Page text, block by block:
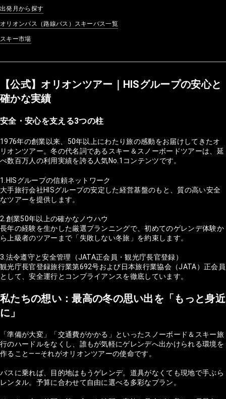
出発月から探す
オリオンバス（路線バス）スキーバス一覧
スキー市場
【公式】オリオンツアー｜HISグループの安心と
確かな実績
安全・安心を支える3つの柱
1976年の創業以来、50年以上にわたり旅の感動をお届けしてきたオ
リオンツアー。冬の代名詞であるスキー＆スノーボードツアーは、延
べ数百万人の利用実績を誇る人気No.1コンテンツです。
1.HISグループの信頼ネットワーク
大手旅行会社HISグループの安定した経営基盤のもと、質の高い安全
なツアーを提供します。
2.創業50年以上の確かなノウハウ
長年の経験を生かした厳選プランニングで、初めてのゲレンデ体験か
ら上級者のツアーまで「失敗しない冬旅」を約束します。
3.法令遵守と安全管理（JATA正会員・観光庁長官登録）
観光庁長官登録旅行業第692号および日本旅行業協会（JATA）正会員
として、安全運行とコンプライアンスを徹底しています。
私たちの想い：最高の冬の思い出を「もっと身近
に」
「準備が大変」「交通費がかかる」といったスノーボード＆スキー旅
行のハードルをなくし、誰もが気軽にゲレンデへ出かけられる環境を
作ること——それがオリオンツアーの使命です。
バスに乗れば、目的地はもうゲレンデ。道具がなくても現地で手ぶら
レンタル。予算に合わせて自由に選べる多彩なプラン。